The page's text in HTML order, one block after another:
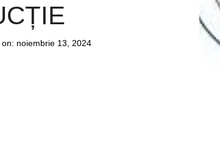
noiembrie 13, 2024